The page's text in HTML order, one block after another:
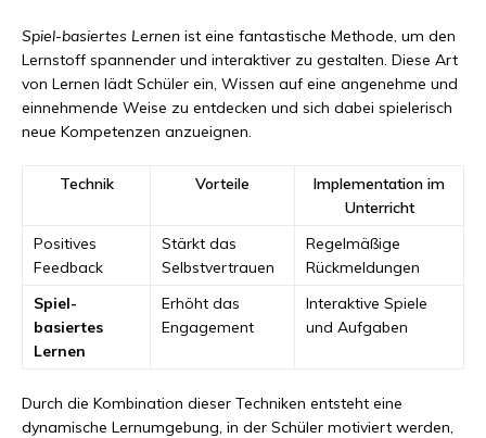
Spiel-basiertes Lernen ist eine fantastische Methode, um den
Lernstoff spannender und interaktiver zu gestalten. Diese Art
von Lernen lädt Schüler ein, Wissen auf eine angenehme und
einnehmende Weise zu entdecken und sich dabei spielerisch
neue Kompetenzen anzueignen.
Technik Vorteile
Implementation im
Unterricht
Positives
Feedback
Stärkt das
Selbstvertrauen
Regelmäßige
Rückmeldungen
Spiel-
basiertes
Lernen
Erhöht das
Engagement
Interaktive Spiele
und Aufgaben
Durch die Kombination dieser Techniken entsteht eine
dynamische Lernumgebung, in der Schüler motiviert werden,